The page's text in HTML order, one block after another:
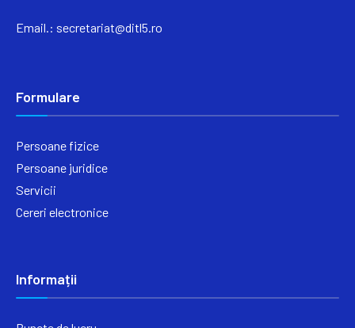
Email.: secretariat@ditl5.ro
Formulare
Persoane fizice
Persoane juridice
Servicii
Cereri electronice
Informații